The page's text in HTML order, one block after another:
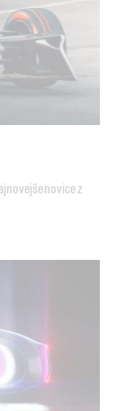
novice z